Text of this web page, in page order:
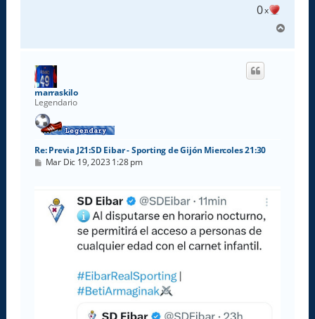
0x
r
marraskilo
Legendario
Re: Previa J21:SD Eibar - Sporting de Gijón Miercoles 21:30
M
Mar Dic 19, 2023 1:28 pm